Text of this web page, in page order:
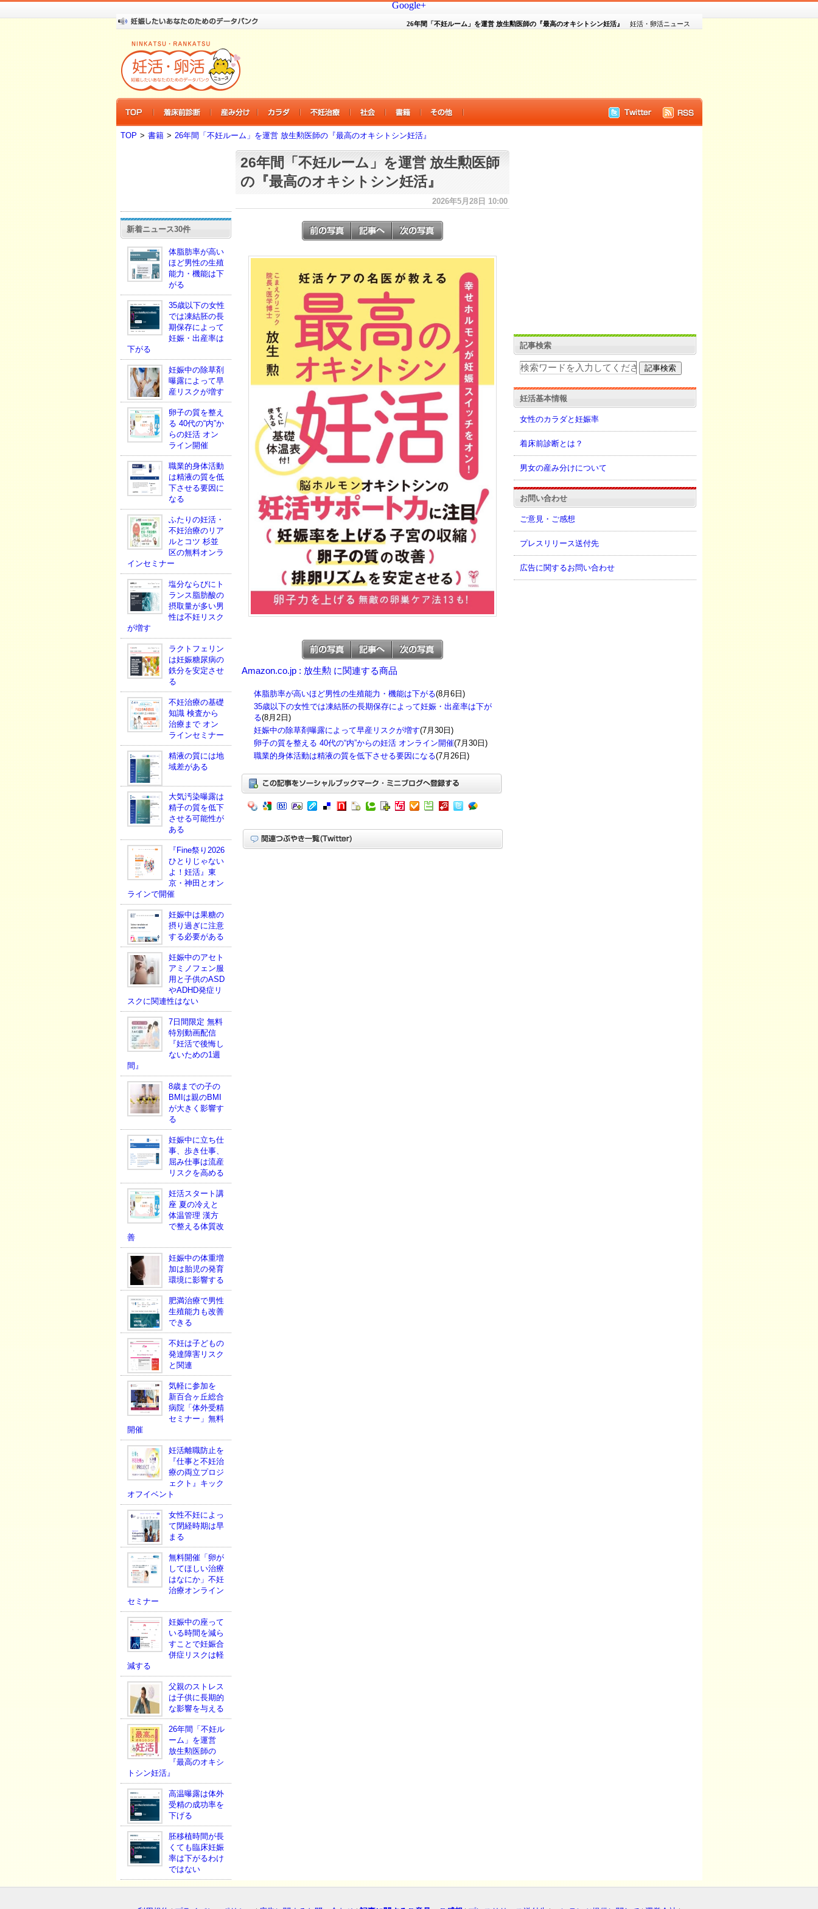
Google+
妊活・卵活ニュース
26年間「不妊ルーム」を運営 放生勲医師の『最高のオキシトシン妊活』
TOP > 書籍 > 26年間「不妊ルーム」を運営 放生勲医師の『最高のオキシトシン妊活』
新着ニュース30件
体脂肪率が高い
ほど男性の生殖
能力・機能は下
がる
35歳以下の女性
では凍結胚の長
期保存によって
妊娠・出産率は
下がる
妊娠中の除草剤
曝露によって早
産リスクが増す
卵子の質を整え
る 40代の“内”か
らの妊活 オン
ライン開催
職業的身体活動
は精液の質を低
下させる要因に
なる
ふたりの妊活・
不妊治療のリア
ルとコツ 杉並
区の無料オンラ
インセミナー
塩分ならびにト
ランス脂肪酸の
摂取量が多い男
性は不妊リスク
が増す
ラクトフェリン
は妊娠糖尿病の
鉄分を安定させ
る
不妊治療の基礎
知識 検査から
治療まで オン
ラインセミナー
精液の質には地
域差がある
大気汚染曝露は
精子の質を低下
させる可能性が
ある
『Fine祭り2026
ひとりじゃない
よ！妊活』東
京・神田とオン
ラインで開催
妊娠中は果糖の
摂り過ぎに注意
する必要がある
妊娠中のアセト
アミノフェン服
用と子供のASD
やADHD発症リ
スクに関連性はない
7日間限定 無料
特別動画配信
『妊活で後悔し
ないための1週
間』
8歳までの子の
BMIは親のBMI
が大きく影響す
る
妊娠中に立ち仕
事、歩き仕事、
屈み仕事は流産
リスクを高める
妊活スタート講
座 夏の冷えと
体温管理 漢方
で整える体質改
善
妊娠中の体重増
加は胎児の発育
環境に影響する
肥満治療で男性
生殖能力も改善
できる
不妊は子どもの
発達障害リスク
と関連
気軽に参加を
新百合ヶ丘総合
病院「体外受精
セミナー」無料
開催
妊活離職防止を
『仕事と不妊治
療の両立プロジ
ェクト』キック
オフイベント
女性不妊によっ
て閉経時期は早
まる
無料開催「卵が
してほしい治療
はなにか」不妊
治療オンライン
セミナー
妊娠中の座って
いる時間を減ら
すことで妊娠合
併症リスクは軽
減する
父親のストレス
は子供に長期的
な影響を与える
26年間「不妊ル
ーム」を運営
放生勲医師の
『最高のオキシ
トシン妊活』
高温曝露は体外
受精の成功率を
下げる
胚移植時間が長
くても臨床妊娠
率は下がるわけ
ではない
26年間「不妊ルーム」を運営 放生勲医師
の『最高のオキシトシン妊活』
2026年5月28日 10:00
Amazon.co.jp : 放生勲 に関連する商品
体脂肪率が高いほど男性の生殖能力・機能は下がる(8月6日)
35歳以下の女性では凍結胚の長期保存によって妊娠・出産率は下が
る(8月2日)
妊娠中の除草剤曝露によって早産リスクが増す(7月30日)
卵子の質を整える 40代の“内”からの妊活 オンライン開催(7月30日)
職業的身体活動は精液の質を低下させる要因になる(7月26日)
記事検索
妊活基本情報
女性のカラダと妊娠率
着床前診断とは？
男女の産み分けについて
お問い合わせ
ご意見・ご感想
プレスリリース送付先
広告に関するお問い合わせ